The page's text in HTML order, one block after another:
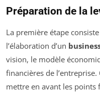
Préparation de la
La première étape
l’élaboration d’un
vision, le modèle
financières de
mettre en avant les